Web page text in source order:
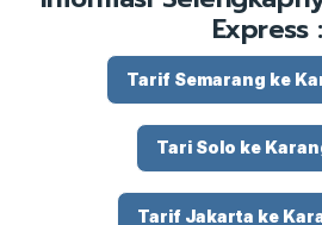
Express :
Tarif Semarang ke
Tari Solo ke
Tarif Jakarta ke